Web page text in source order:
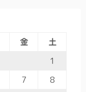
金
土
1
7
8